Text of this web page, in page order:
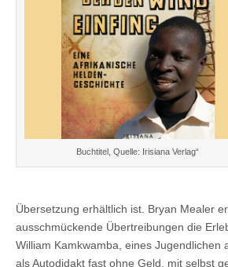
Buchtitel, Quelle: Irisiana Verlag“
Übersetzung erhältlich ist. Bryan Mealer
ausschmückende Übertreibungen die
William Kamkwamba, eines Jugendlichen
als Autodidakt fast ohne Geld, mit selbst